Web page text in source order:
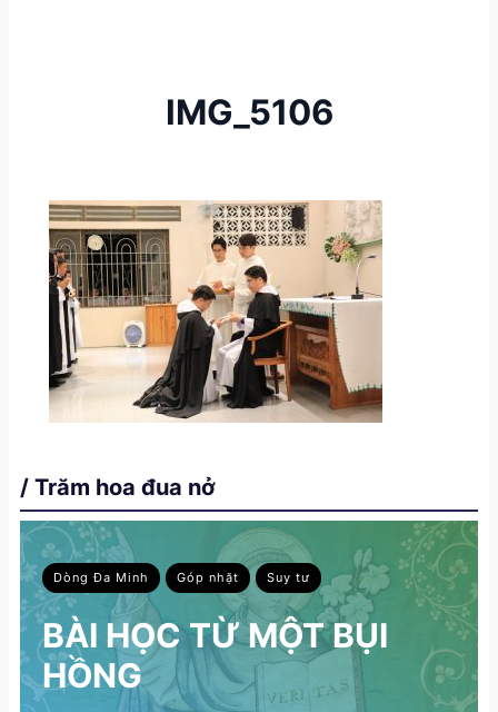
IMG_5106
/ Trăm hoa đua nở
Dòng Đa Minh Góp nhặt Suy tư
BÀI HỌC TỪ MỘT BỤI
HỒNG